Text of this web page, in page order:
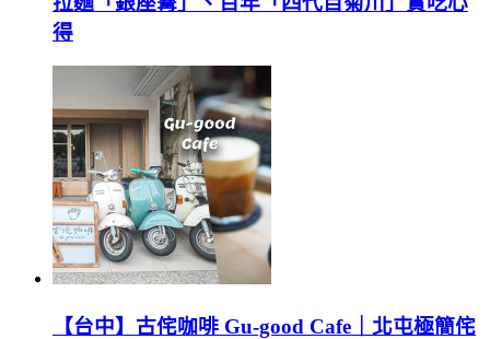
得
【台中】古侘咖啡 Gu-good Cafe｜北屯極簡侘